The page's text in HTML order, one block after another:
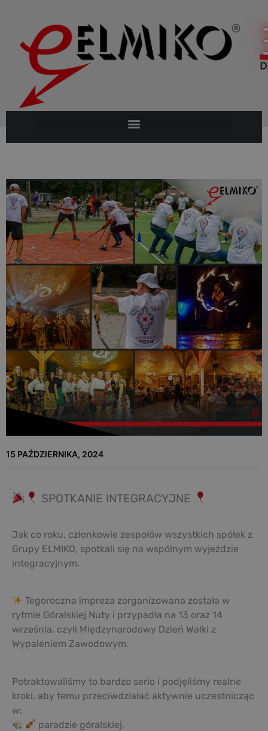
15 PAŹDZIERNIKA, 2024
SPOTKANIE INTEGRACYJNE
Jak co roku, członkowie zespołów wszystkich spółek z
Grupy ELMIKO, spotkali się na wspólnym wyjeździe
integracyjnym.
Tegoroczna impreza zorganizowana została w
rytmie Góralskiej Nuty i przypadła na 13 oraz 14
września, czyli Międzynarodowy Dzień Walki z
Wypaleniem Zawodowym.
Potraktowaliśmy to bardzo serio i podjęliśmy realne
kroki, aby temu przeciwdziałać aktywnie uczestnicząc
w:
paradzie góralskiej,